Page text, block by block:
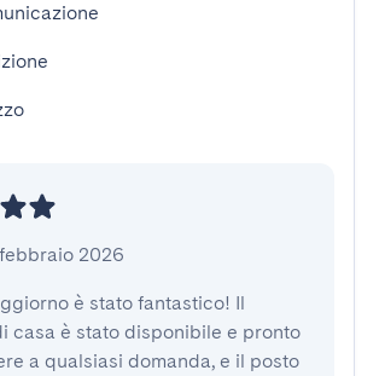
febbraio 2026
è stato fantastico! Il
casa è stato disponibile e pronto
a qualsiasi domanda, e il posto